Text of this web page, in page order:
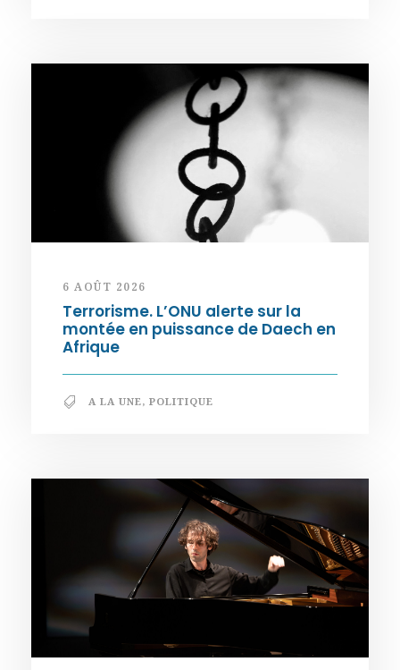
6 AOÛT 2026
Terrorisme. L’ONU alerte sur la
montée en puissance de Daech en
Afrique
A LA UNE, POLITIQUE